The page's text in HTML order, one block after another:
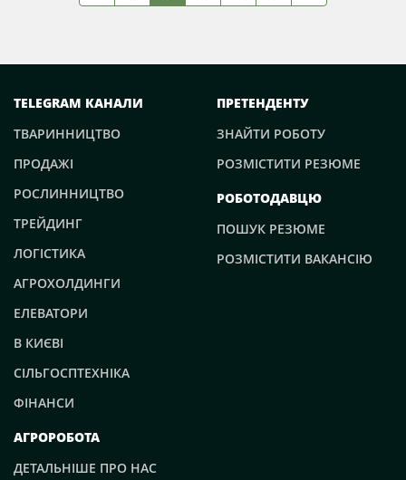
TELEGRAM КАНАЛИ
ТВАРИННИЦТВО
ПРОДАЖІ
РОСЛИННИЦТВО
ТРЕЙДИНГ
ЛОГІСТИКА
АГРОХОЛДИНГИ
ЕЛЕВАТОРИ
В КИЄВІ
СІЛЬГОСПТЕХНІКА
ФІНАНСИ
ПРЕТЕНДЕНТУ
ЗНАЙТИ РОБОТУ
РОЗМІСТИТИ РЕЗЮМЕ
РОБОТОДАВЦЮ
ПОШУК РЕЗЮМЕ
РОЗМІСТИТИ ВАКАНСІЮ
АГРОРОБОТА
ДЕТАЛЬНІШЕ ПРО НАС